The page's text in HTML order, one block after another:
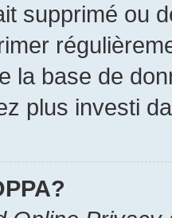
supprimé ou
la base de
plus investi